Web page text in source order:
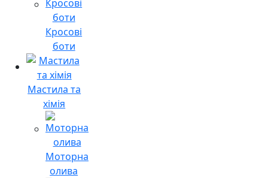
Кросові
боти
Мастила та
хімія
Моторна
олива